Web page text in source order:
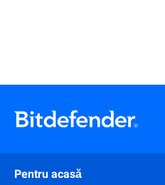
Pentru acasă